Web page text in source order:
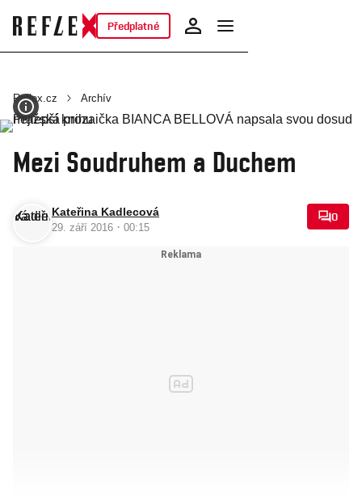
Předplatné
Reflex.cz Archív
Mezi Soudruhem a Duchem
Kateřina Kadlecová
29. září 2016 · 00:15
0